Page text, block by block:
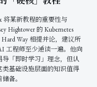
将某新教程的重要性与
Hightower 的 Kubernetes
Hard Way 相提并论，建议所
工程师至少通读一遍。他向
导「即时学习」理念，但认
类基础设施层面的知识值得
备。